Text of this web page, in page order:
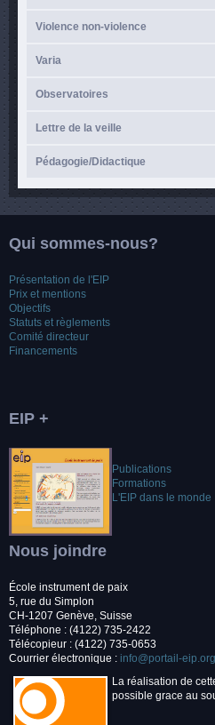
Violence non-violence
Varia
Observatoires
Lettre de la veille
Pédagogie/Didactique
Qui sommes-nous?
Présentation de l'EIP
Prix et mentions
Objectifs
Statuts et règlements
Comité directeur
Financements
EIP +
Publications
Formations
L'EIP dans le monde
Nous joindre
École instrument de paix
5, rue du Simplon
CH-1207 Genève, Suisse
Téléphone : (4122) 735-2422
Télécopieur : (4122) 735-0653
Courrier électronique : info@portail-eip.org
La réalisation de
possible grace au